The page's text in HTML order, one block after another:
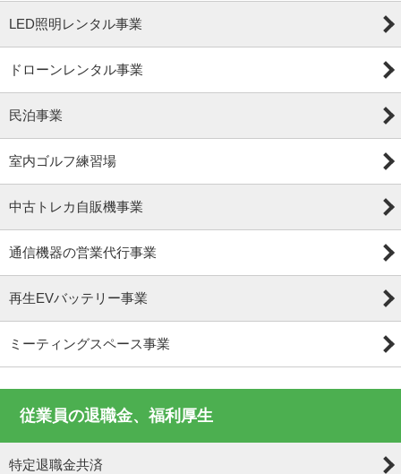
LED照明レンタル事業
ドローンレンタル事業
民泊事業
室内ゴルフ練習場
中古トレカ自販機事業
通信機器の営業代行事業
再生EVバッテリー事業
ミーティングスペース事業
従業員の退職金、福利厚生
特定退職金共済